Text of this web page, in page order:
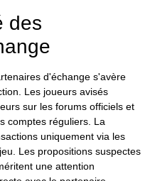
des
d'échange s'avère
Les joueurs avisés
sur les forums officiels et
comptes réguliers. La
uniquement via les
Les propositions suspectes
une attention